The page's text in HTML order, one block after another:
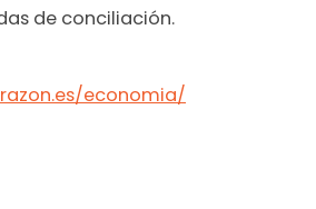
de conciliación.
economia/